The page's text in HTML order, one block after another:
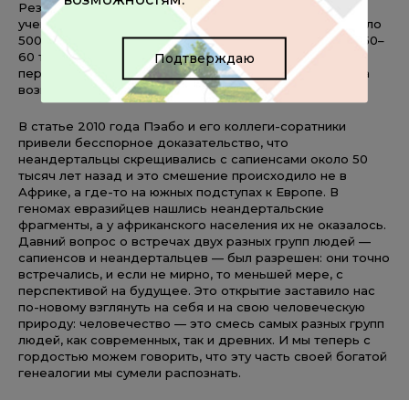
Результаты ошеломили не только публику, но и самих
ученых. Считалось, что неандертальцы появились около
500 тысяч лет назад, расселились в Европе и Азии, а 50–
60 тысяч лет назад из Африки в Евразию отправились
первые сапиенсы, которые никогда не смешивались, а
возможно, и не встречались с неандертальцами.
В статье 2010 года Пэабо и его коллеги-соратники
привели бесспорное доказательство, что
неандертальцы скрещивались с сапиенсами около 50
тысяч лет назад и это смешение происходило не в
Африке, а где-то на южных подступах к Европе. В
геномах евразийцев нашлись неандертальские
фрагменты, а у африканского населения их не оказалось.
Давний вопрос о встречах двух разных групп людей —
сапиенсов и неандертальцев — был разрешен: они точно
встречались, и если не мирно, то меньшей мере, с
перспективой на будущее. Это открытие заставило нас
по-новому взглянуть на себя и на свою человеческую
природу: человечество — это смесь самых разных групп
людей, как современных, так и древних. И мы теперь с
гордостью можем говорить, что эту часть своей богатой
генеалогии мы сумели распознать.
Подтверждаю